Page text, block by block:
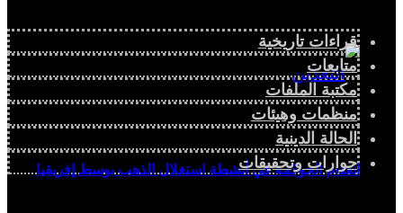
انعدام الحوكمة في أنشطة استغلال الذهب بوسط إفريقيا
قراءات تاريخية
متابعات
مكتبة الملفات
منظمات وهيئات
الحالة الدينية
حوارات وتحقيقات